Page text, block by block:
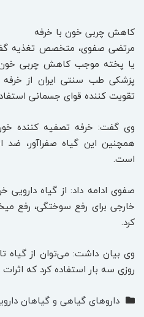
کاهش چربی خون با خرفه
مرتضی صفوی، متخصص تغذیه
یا پخته موجب کاهش چربی
پزشکی طب سنتی ایران از خرفه
تقویت کننده قوای جسمانی
وی گفت: خرفه تصفیه کننده
است.
صفوی ادامه داد: از گیاه
خارجی برای رفع سوختگی،‌ رفع
کرد.
روزی سه بار استفاده کرد که
داروهای گیاهی و گیاهان